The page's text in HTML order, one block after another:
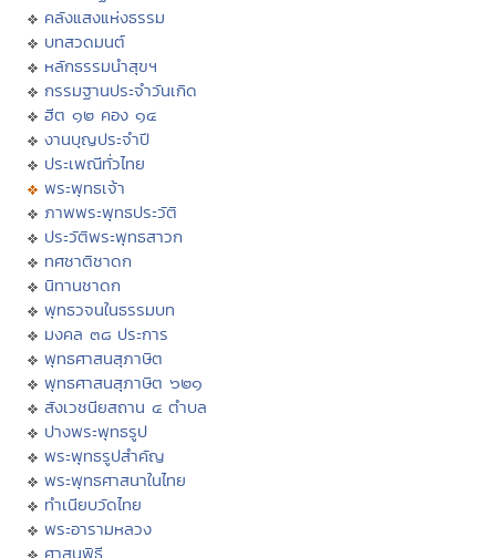
คลังแสงแห่งธรรม
บทสวดมนต์
หลักธรรมนำสุขฯ
กรรมฐานประจำวันเกิด
ฮีต ๑๒ คอง ๑๔
งานบุญประจำปี
ประเพณีทั่วไทย
พระพุทธเจ้า
ภาพพระพุทธประวัติ
ประวัติพระพุทธสาวก
ทศชาติชาดก
นิทานชาดก
พุทธวจนในธรรมบท
มงคล ๓๘ ประการ
พุทธศาสนสุภาษิต
พุทธศาสนสุภาษิต ๖๒๑
สังเวชนียสถาน ๔ ตำบล
ปางพระพุทธรูป
พระพุทธรูปสำคัญ
พระพุทธศาสนาในไทย
ทำเนียบวัดไทย
พระอารามหลวง
ศาสนพิธี